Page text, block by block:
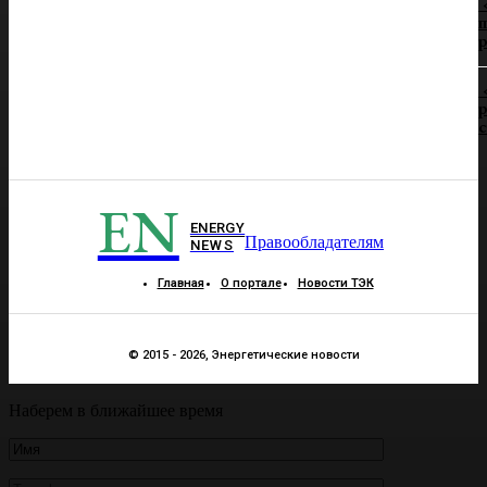
EN
ENERGY
NEWS
Правообладателям
Главная О портале Новости ТЭК
© 2015 - 2026, Энергетические новости
Наберем в ближайшее время